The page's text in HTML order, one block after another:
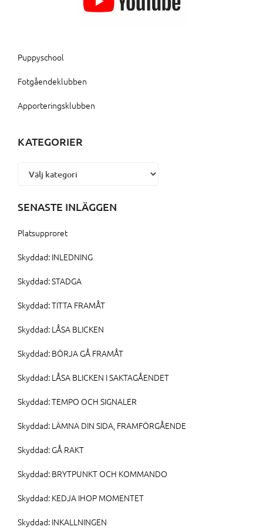
Puppyschool
Fotgåendeklubben
Apporteringsklubben
KATEGORIER
Kategorier
SENASTE INLÄGGEN
Platsupproret
Skyddad: INLEDNING
Skyddad: STADGA
Skyddad: TITTA FRAMÅT
Skyddad: LÅSA BLICKEN
Skyddad: BÖRJA GÅ FRAMÅT
Skyddad: LÅSA BLICKEN I SAKTAGÅENDET
Skyddad: TEMPO OCH SIGNALER
Skyddad: LÄMNA DIN SIDA, FRAMFÖRGÅENDE
Skyddad: GÅ RAKT
Skyddad: BRYTPUNKT OCH KOMMANDO
Skyddad: KEDJA IHOP MOMENTET
Skyddad: INKALLNINGEN